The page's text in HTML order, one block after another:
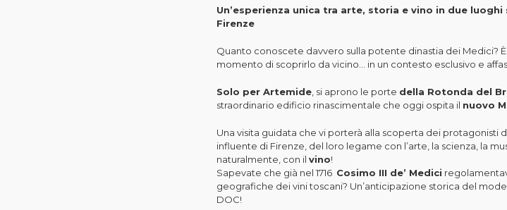
Un’esperienza unica tra arte, storia e vino in due
Firenze
Quanto conoscete davvero sulla potente dinastia dei Medici?
momento di scoprirlo da vicino… in un contesto esclusivo e
Solo per Artemide, si aprono le porte della Rotonda del
straordinario edificio rinascimentale che oggi ospita il nuovo
Una visita guidata che vi porterà alla scoperta dei protagonisti
influente di Firenze, del loro legame con l’arte, la scienza, la
naturalmente, con il vino!
Sapevate che già nel 1716 Cosimo III de’ Medici
geografiche dei vini toscani? Un’anticipazione storica del
DOC!